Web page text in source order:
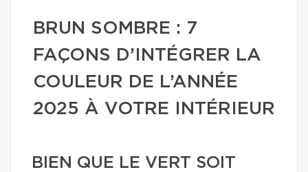
BRUN SOMBRE : 7
FAÇONS D’INTÉGRER LA
COULEUR DE L’ANNÉE
2025 À VOTRE INTÉRIEUR
BIEN QUE LE VERT SOIT